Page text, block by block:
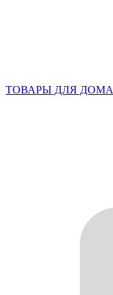
ТОВАРЫ ДЛЯ ДОМА